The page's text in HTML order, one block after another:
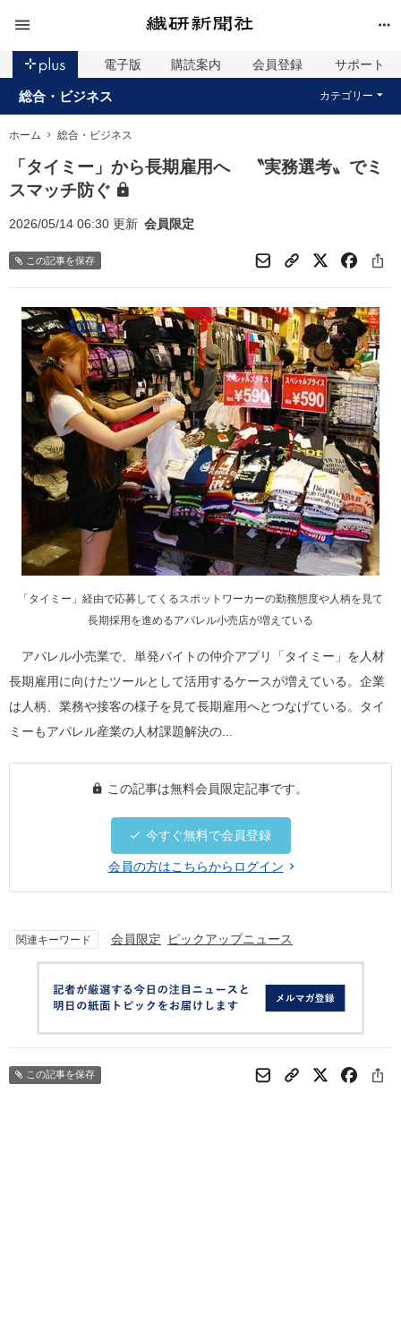
電子版 購読案内 会員登録 サポート
総合・ビジネス カテゴリー
ホーム 総合・ビジネス
「タイミー」から長期雇用へ 〝実務選考〟でミ
スマッチ防ぐ
2026/05/14 06:30 更新 会員限定
この記事を保存
「タイミー」経由で応募してくるスポットワーカーの勤務態度や人柄を見て
長期採用を進めるアパレル小売店が増えている
アパレル小売業で、単発バイトの仲介アプリ「タイミー」を人材
長期雇用に向けたツールとして活用するケースが増えている。企業
は人柄、業務や接客の様子を見て長期雇用へとつなげている。タイ
ミーもアパレル産業の人材課題解決の...
この記事は無料会員限定記事です。
今すぐ無料で会員登録
会員の方はこちらからログイン
関連キーワード 会員限定 ピックアップニュース
この記事を保存